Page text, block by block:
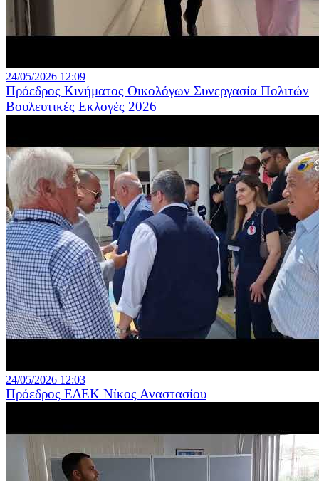
24/05/2026 12:09
Πρόεδρος Κινήματος Οικολόγων Συνεργασία Πολιτών
Βουλευτικές Εκλογές 2026
24/05/2026 12:03
Πρόεδρος ΕΔΕΚ Νίκος Αναστασίου